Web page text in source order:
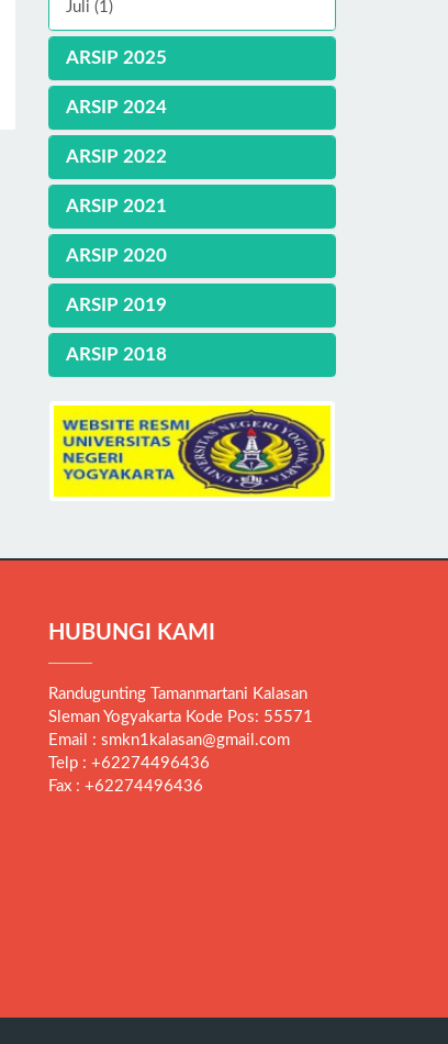
Juli (1)
ARSIP 2025
ARSIP 2024
ARSIP 2022
ARSIP 2021
ARSIP 2020
ARSIP 2019
ARSIP 2018
HUBUNGI KAMI
Randugunting Tamanmartani Kalasan
Sleman Yogyakarta Kode Pos: 55571
Email : smkn1kalasan@gmail.com
Telp : +62274496436
Fax : +62274496436